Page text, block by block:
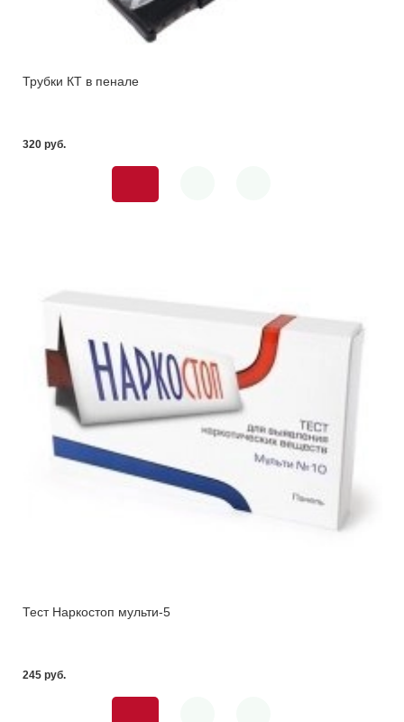
Трубки КТ в пенале
320 pуб.
Тест Наркостоп мульти-5
245 pуб.